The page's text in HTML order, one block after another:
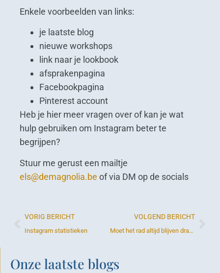
Enkele voorbeelden van links:
je laatste blog
nieuwe workshops
link naar je lookbook
afsprakenpagina
Facebookpagina
Pinterest account
Heb je hier meer vragen over of kan je wat
hulp gebruiken om Instagram beter te
begrijpen?
Stuur me gerust een mailtje
els@demagnolia.be of via DM op de socials
VORIG BERICHT
Instagram statistieken
VOLGEND BERICHT
Moet het rad altijd blijven draaien?
Onze laatste blogs